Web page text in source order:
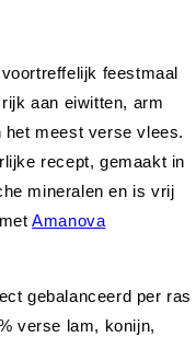
feestmaal
aan eiwitten, arm
het meest verse vlees.
recept, gemaakt in
mineralen en is vrij
Amanova
gebalanceerd per ras
verse lam, konijn,